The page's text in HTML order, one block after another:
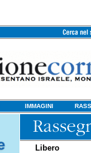
IMMAGINI
Libero